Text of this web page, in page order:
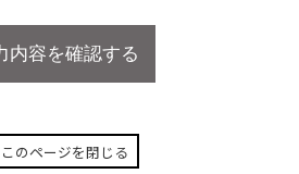
のページを閉じる